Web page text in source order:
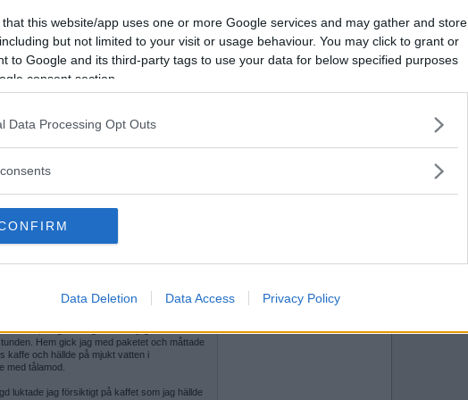
that this website/app uses one or more Google services and may gather and store
but not limited to your visit or usage behaviour. You may click to grant or
to Google and its third-party tags to use your data for below specified purposes
consent section.
Data Processing Opt Outs
Data Deletion Data Access Privacy Policy
2011-12-12 16:27
som gjorde underverk med min
var för trött för att gå till affären. Huvudvärken
en guldnougat tänkte jag fick
Hem gick jag med paketet och måttade
kaffe och hällde på mjukt vatten i
med tålamod.
luktade jag försiktigt på kaffet som jag hällde
Vill du bli
medlem?